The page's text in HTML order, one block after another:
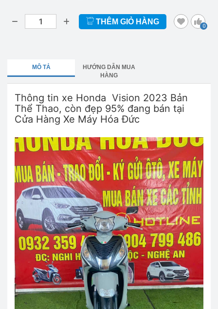
THÊM GIỎ HÀNG
0
MÔ TẢ
HƯỚNG DẪN MUA
HÀNG
Thông tin xe Honda Vision 2023 Bản
Thể Thao, còn đẹp 95% đang bán tại
Cửa Hàng Xe Máy Hóa Đức